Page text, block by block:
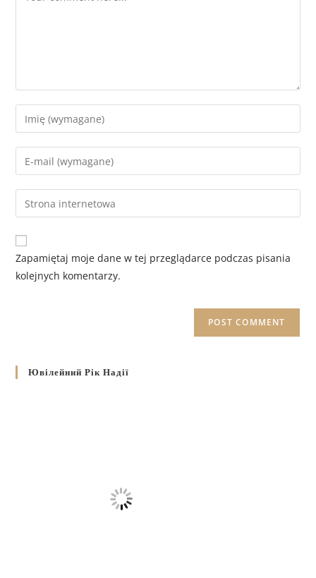
Zapamiętaj moje dane w tej przeglądarce podczas pisania
kolejnych komentarzy.
Ювілейний Рік Надії